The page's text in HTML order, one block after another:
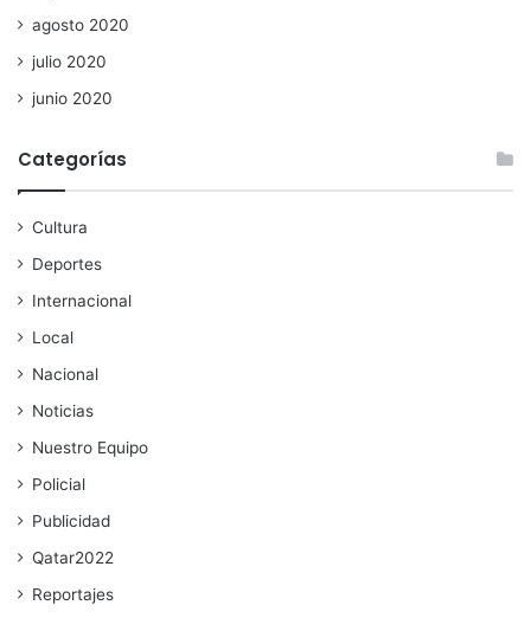
agosto 2020
julio 2020
junio 2020
Categorías
Cultura
Deportes
Internacional
Local
Nacional
Noticias
Nuestro Equipo
Policial
Publicidad
Qatar2022
Reportajes